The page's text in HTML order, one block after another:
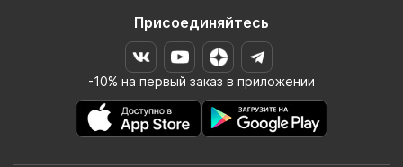
Присоединяйтесь
-10% на первый заказ в приложении